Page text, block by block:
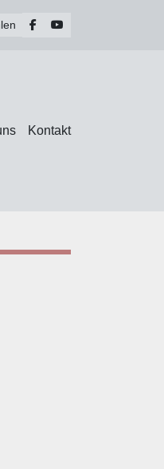
facebook
Kontakt